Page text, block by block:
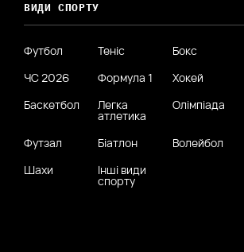
ВИДИ СПОРТУ
Футбол Теніс
Бокс
ЧС 2026
Формула 1
Хокей
Баскетбол
Легка
атлетика
Олімпіада
Футзал Біатлон
Волейбол
Шахи
Інші види
спорту